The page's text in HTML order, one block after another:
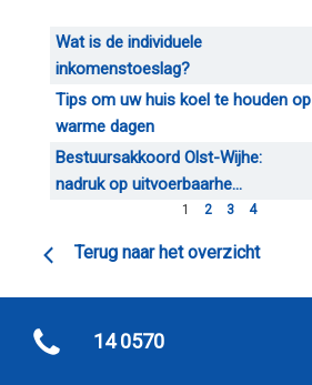
Wat is de individuele
inkomenstoeslag?
Tips om uw huis koel te houden op
warme dagen
Bestuursakkoord Olst-Wijhe:
nadruk op uitvoerbaarhe...
1 2 3 4
Terug naar het overzicht
14 0570